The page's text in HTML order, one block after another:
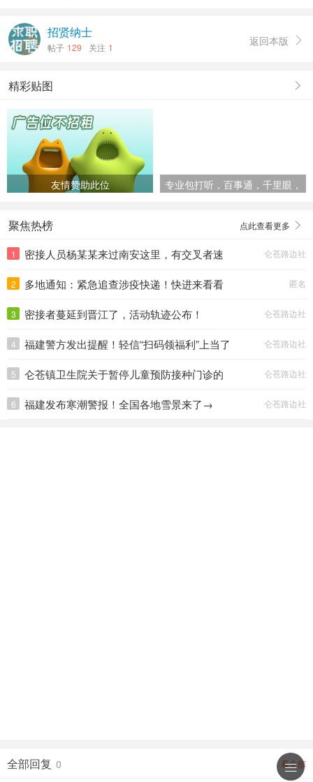
招贤纳士
帖子 129 关注 1 返回本版 
精彩贴图
友情赞助此位
专业包打听，百事通，千里眼，
聚焦热榜 点此查看更多
1
密接人员杨某某来过南安这里，有交叉者速
仑苍路边社
2
多地通知：紧急追查涉疫快递！快进来看看
匿名
3 密接者蔓延到晋江了，活动轨迹公布！ 仑苍路边社
4 福建警方发出提醒！轻信“扫码领福利”上当了 仑苍路边社
5
仑苍镇卫生院关于暂停儿童预防接种门诊的
仑苍路边社
6 福建发布寒潮警报！全国各地雪景来了→ 仑苍路边社
全部回复 0 看全部
